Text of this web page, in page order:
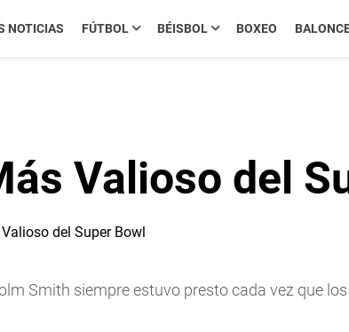
NOTICIAS FÚTBOL BÉISBOL BOXEO
Valioso del
Smith siempre estuvo presto cada vez que los